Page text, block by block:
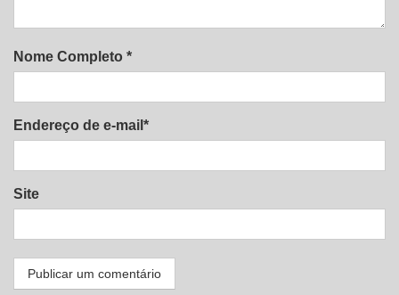
Nome Completo *
Endereço de e-mail*
Site